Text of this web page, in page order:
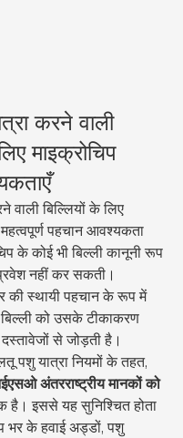
करने वाली
माइक्रोचिप
वाली बिल्लियों के लिए
पहचान आवश्यकता
के कोई भी बिल्ली कानूनी रूप
नहीं कर सकती।
की स्थायी पहचान के रूप में
को उसके टीकाकरण
दस्तावेजों से जोड़ती है।
पशु यात्रा नियमों के तहत,
अंतरराष्ट्रीय मानकों को
है। इससे यह सुनिश्चित होता
भर के हवाई अड्डों, पशु